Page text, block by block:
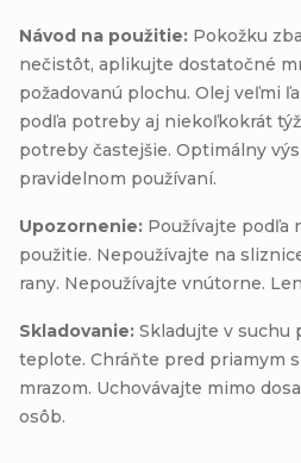
Návod na použitie: Pokožku
nečistôt, aplikujte dostatočné
požadovanú plochu. Olej veľmi
podľa potreby aj niekoľkokrát
potreby častejšie. Optimálny
pravidelnom používaní.
Upozornenie: Používajte podľa
použitie. Nepoužívajte na
rany. Nepoužívajte vnútorne.
Skladovanie: Skladujte v suchu
teplote. Chráňte pred priamym
mrazom. Uchovávajte mimo
osôb.